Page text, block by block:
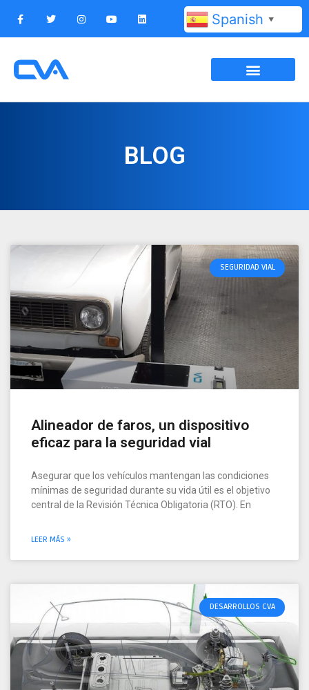
Spanish ▼
BLOG
SEGURIDAD VIAL
Alineador de faros, un dispositivo
eficaz para la seguridad vial
Asegurar que los vehículos mantengan las condiciones
mínimas de seguridad durante su vida útil es el objetivo
central de la Revisión Técnica Obligatoria (RTO). En
LEER MÁS »
DESARROLLOS CVA